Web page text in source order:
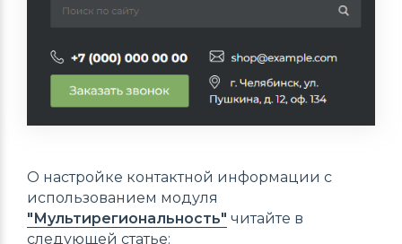
О настройке контактной информации с
использованием модуля
"Мультирегиональность" читайте в
следующей статье: